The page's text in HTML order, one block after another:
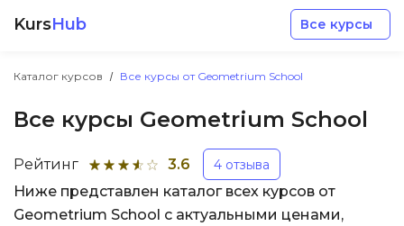
KursHub Все курсы
Каталог курсов Все курсы от Geometrium School
Все курсы Geometrium School
Рейтинг 3.6 4 отзыва
Ниже представлен каталог всех курсов от
Geometrium School с актуальными ценами,
Разработка